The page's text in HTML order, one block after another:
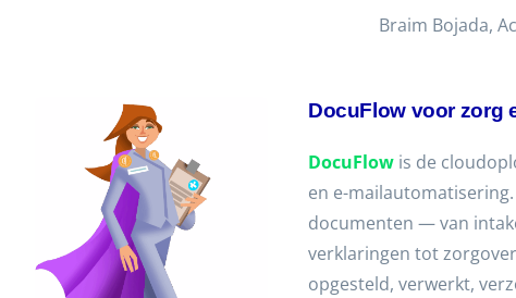
Braim Bojada,
DocuFlow voor zorg
DocuFlowis de
en e-
documenten — van
verklaringen tot
opgesteld, verwerkt,